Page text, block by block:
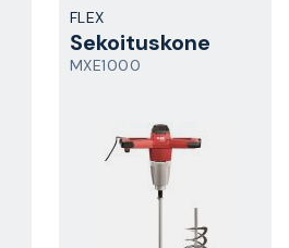
FLEX
Sekoituskone
MXE1000